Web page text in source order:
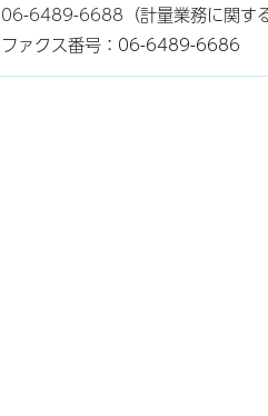
06-6489-6688 （計量業務に関す
ファクス番号：06-6489-6686